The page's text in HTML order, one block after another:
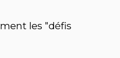
les "défis